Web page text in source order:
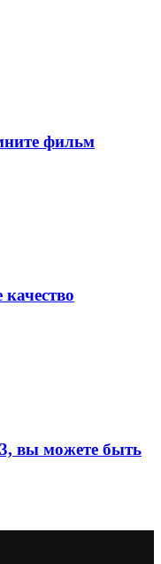
фильм
вы можете быть